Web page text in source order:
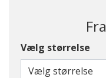
Fra
Vælg størrelse
Vælg størrelse